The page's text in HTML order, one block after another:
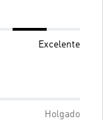
Excelente
Holgado